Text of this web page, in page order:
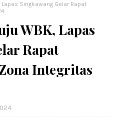
Singkawang Gelar Rapat
WBK, Lapas
Rapat
Integritas